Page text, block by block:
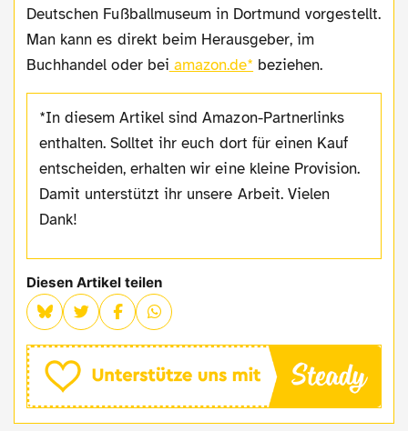
Deutschen Fußballmuseum in Dortmund vorgestellt.
Man kann es direkt beim Herausgeber, im
Buchhandel oder bei amazon.de* beziehen.
*In diesem Artikel sind Amazon-Partnerlinks
enthalten. Solltet ihr euch dort für einen Kauf
entscheiden, erhalten wir eine kleine Provision.
Damit unterstützt ihr unsere Arbeit. Vielen
Dank!
Diesen Artikel teilen